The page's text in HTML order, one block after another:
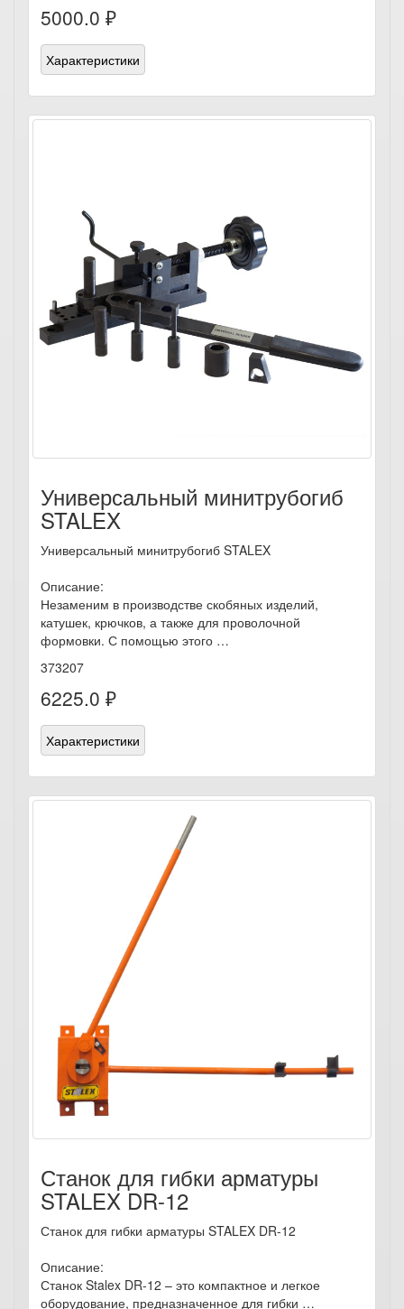
5000.0 ₽
Характеристики
Универсальный минитрубогиб
STALEX
Универсальный минитрубогиб STALEX
Описание:
Незаменим в производстве скобяных изделий,
катушек, крючков, а также для проволочной
формовки. С помощью этого …
373207
6225.0 ₽
Характеристики
Станок для гибки арматуры
STALEX DR-12
Станок для гибки арматуры STALEX DR-12
Описание:
Станок Stalex DR-12 – это компактное и легкое
оборудование, предназначенное для гибки …